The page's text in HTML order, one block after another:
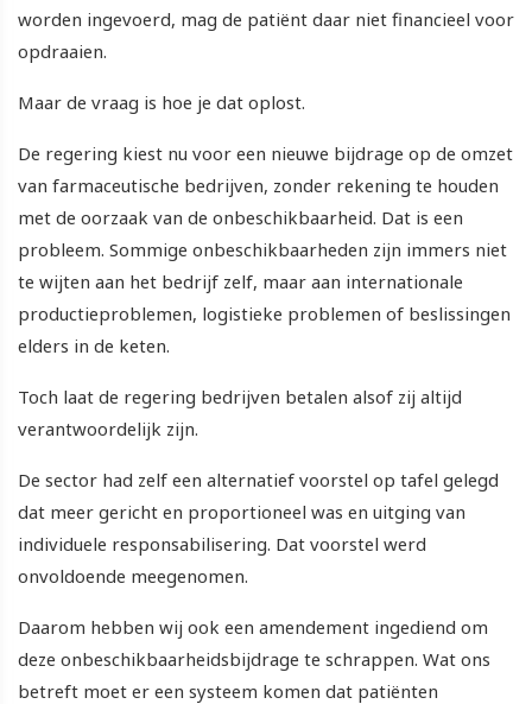
worden ingevoerd, mag de patiënt daar niet financieel voor
opdraaien.
Maar de vraag is hoe je dat oplost.
De regering kiest nu voor een nieuwe bijdrage op de omzet
van farmaceutische bedrijven, zonder rekening te houden
met de oorzaak van de onbeschikbaarheid. Dat is een
probleem. Sommige onbeschikbaarheden zijn immers niet
te wijten aan het bedrijf zelf, maar aan internationale
productieproblemen, logistieke problemen of beslissingen
elders in de keten.
Toch laat de regering bedrijven betalen alsof zij altijd
verantwoordelijk zijn.
De sector had zelf een alternatief voorstel op tafel gelegd
dat meer gericht en proportioneel was en uitging van
individuele responsabilisering. Dat voorstel werd
onvoldoende meegenomen.
Daarom hebben wij ook een amendement ingediend om
deze onbeschikbaarheidsbijdrage te schrappen. Wat ons
betreft moet er een systeem komen dat patiënten